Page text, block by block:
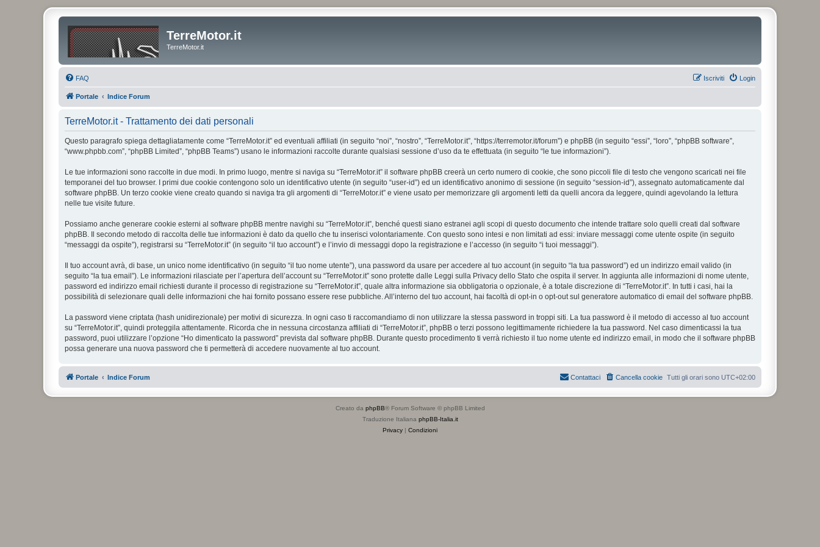
TerreMotor.it
TerreMotor.it
FAQ Login
Iscriviti
Portale Indice Forum
TerreMotor.it - Trattamento dei dati personali
Questo paragrafo spiega dettagliatamente come “TerreMotor.it” ed eventuali affiliati (in seguito “noi”, “nostro”, “TerreMotor.it”, “https://terremotor.it/forum”) e phpBB (in seguito “essi”, “loro”, “phpBB software”,
“www.phpbb.com”, “phpBB Limited”, “phpBB Teams”) usano le informazioni raccolte durante qualsiasi sessione d’uso da te effettuata (in seguito “le tue informazioni”).
Le tue informazioni sono raccolte in due modi. In primo luogo, mentre si naviga su “TerreMotor.it” il software phpBB creerà un certo numero di cookie, che sono piccoli file di testo che vengono scaricati nei file
temporanei del tuo browser. I primi due cookie contengono solo un identificativo utente (in seguito “user-id”) ed un identificativo anonimo di sessione (in seguito “session-id”), assegnato automaticamente dal
software phpBB. Un terzo cookie viene creato quando si naviga tra gli argomenti di “TerreMotor.it” e viene usato per memorizzare gli argomenti letti da quelli ancora da leggere, quindi agevolando la lettura
nelle tue visite future.
Possiamo anche generare cookie esterni al software phpBB mentre navighi su “TerreMotor.it”, benché questi siano estranei agli scopi di questo documento che intende trattare solo quelli creati dal software
phpBB. Il secondo metodo di raccolta delle tue informazioni è dato da quello che tu inserisci volontariamente. Con questo sono intesi e non limitati ad essi: inviare messaggi come utente ospite (in seguito
“messaggi da ospite”), registrarsi su “TerreMotor.it” (in seguito “il tuo account”) e l’invio di messaggi dopo la registrazione e l’accesso (in seguito “i tuoi messaggi”).
Il tuo account avrà, di base, un unico nome identificativo (in seguito “il tuo nome utente”), una password da usare per accedere al tuo account (in seguito “la tua password”) ed un indirizzo email valido (in
seguito “la tua email”). Le informazioni rilasciate per l’apertura dell’account su “TerreMotor.it” sono protette dalle Leggi sulla Privacy dello Stato che ospita il server. In aggiunta alle informazioni di nome utente,
password ed indirizzo email richiesti durante il processo di registrazione su “TerreMotor.it”, quale altra informazione sia obbligatoria o opzionale, è a totale discrezione di “TerreMotor.it”. In tutti i casi, hai la
possibilità di selezionare quali delle informazioni che hai fornito possano essere rese pubbliche. All’interno del tuo account, hai facoltà di opt-in o opt-out sul generatore automatico di email del software phpBB.
La password viene criptata (hash unidirezionale) per motivi di sicurezza. In ogni caso ti raccomandiamo di non utilizzare la stessa password in troppi siti. La tua password è il metodo di accesso al tuo account
su “TerreMotor.it”, quindi proteggila attentamente. Ricorda che in nessuna circostanza affiliati di “TerreMotor.it”, phpBB o terzi possono legittimamente richiedere la tua password. Nel caso dimenticassi la tua
password, puoi utilizzare l’opzione “Ho dimenticato la password” prevista dal software phpBB. Durante questo procedimento ti verrà richiesto il tuo nome utente ed indirizzo email, in modo che il software phpBB
possa generare una nuova password che ti permetterà di accedere nuovamente al tuo account.
Portale Indice Forum Tutti gli orari sono UTC+02:00
Cancella cookie
Contattaci
Creato da phpBB® Forum Software © phpBB Limited
Traduzione Italiana phpBB-Italia.it
Privacy | Condizioni